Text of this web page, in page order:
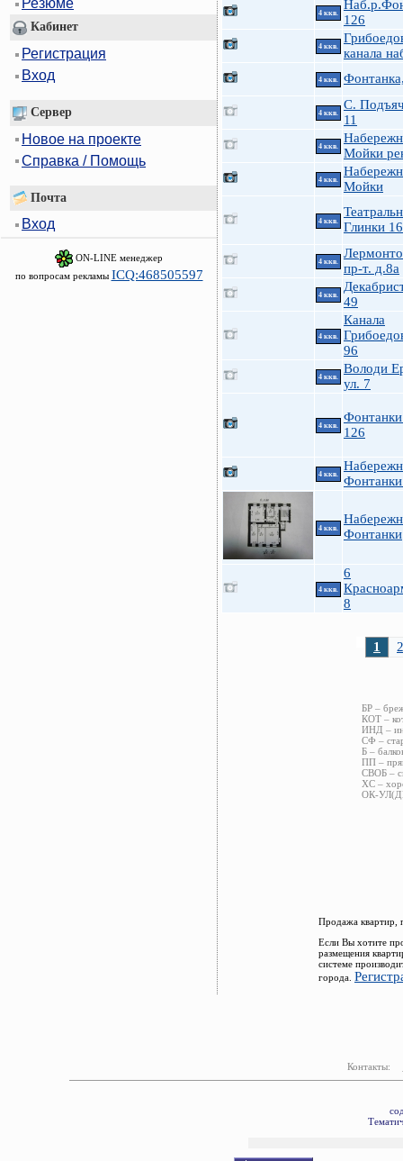
Резюме
Кабинет
Регистрация
Вход
Сервер
Новое на проекте
Справка / Помощь
Почта
Вход
ON-LINE менеджер
по вопросам рекламы ICQ:468505597
4 ккв.
126
4 ккв.
канала
4 ккв.
4 ккв.
С.
11
4 ккв.
Мойки
4 ккв.
Мойки
4 ккв.
Глинки
4 ккв.
пр-т. д.8а
4 ккв.
49
4 ккв.
Канала
96
4 ккв.
Володи
ул. 7
4 ккв.
126
4 ккв.
4 ккв.
Фонтанки
4 ккв.
6
8
1 2
БР –
КОТ –
ИНД –
СФ –
Б –
ПП –
СВОБ –
ХС –
ОК-
Продажа квартир,
Если Вы хотите
размещения
системе
города.
Контакты: